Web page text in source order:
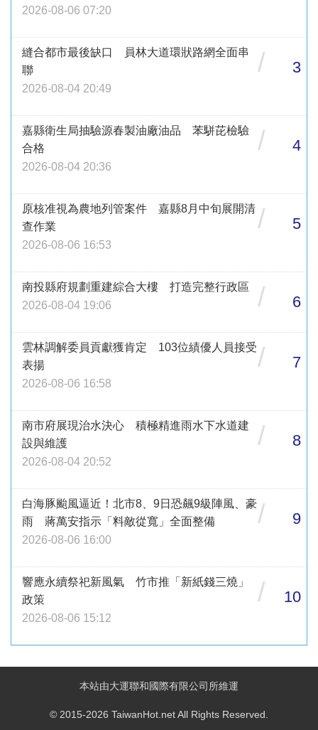
2026-08-06 07:20
縫合都市最後缺口 員林大道環狀路網全面串
聯
2026-08-04 20:49
/ 3
嘉縣衛生局抽驗源春製油廠油品 苯駢芘檢驗
合格
2026-08-04 20:36
/ 4
原核准視為農地列管案件 嘉縣8月中旬展開清
查作業
2026-08-06 16:53
/ 5
南投縣府規劃重建綜合大樓 打造完整行政區
2026-08-04 19:06
/ 6
雲林調解委員貢獻獲肯定 103位績優人員接受
表揚
2026-08-06 16:58
/ 7
南市府展現治水決心 積極精進雨水下水道建
設與維護
2026-08-04 20:52
/ 8
白海豚颱風逼近！北市8、9日恐飆9級陣風、豪
雨 蔣萬安指示「料敵從寬」全面整備
2026-08-06 16:00
/ 9
響應永續祭祀新風氣 竹市推「新紙錢三燒」
政策
2026-08-06 15:12
/ 10
本站由大運聯和國際有限公司所維運
© 2015-2026 TaiwanHot.net All Rights Reserved.